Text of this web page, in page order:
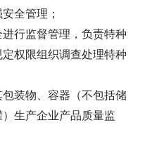
全管理；
进行监督管理，负责特种
权限组织调查处理特种
包装物、容器（不包括储
生产企业产品质量监